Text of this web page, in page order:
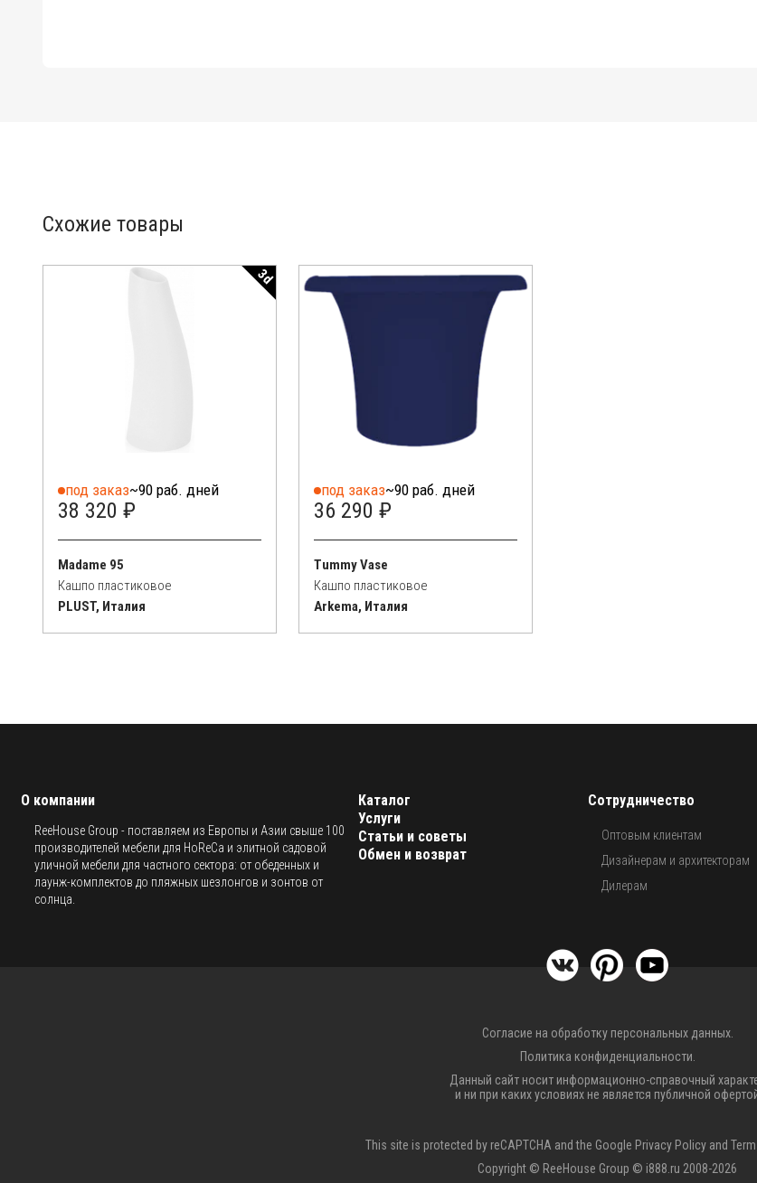
Схожие товары
3d
под заказ~90 раб. дней
38 320 ₽
Madame 95
Кашпо пластиковое
PLUST, Италия
под заказ~90 раб. дней
36 290 ₽
Tummy Vase
Кашпо пластиковое
Arkema, Италия
О компании
ReeHouse Group - поставляем из Европы и Азии свыше 100
производителей мебели для HoReCa и элитной садовой
уличной мебели для частного сектора: от обеденных и
лаунж-комплектов до пляжных шезлонгов и зонтов от
солнца.
Каталог
Услуги
Статьи и советы
Обмен и возврат
Сотрудничество
Оптовым клиентам
Дизайнерам и архитекторам
Дилерам
Согласие на обработку персональных данных.
Политика конфиденциальности.
Данный сайт носит информационно-справочный
и ни при каких условиях не является публичной
This site is protected by reCAPTCHA and the Google Privacy Policy and
Copyright © ReeHouse Group © i888.ru 2008-2026